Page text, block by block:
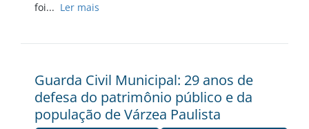
foi... Ler mais
Guarda Civil Municipal: 29 anos de
defesa do patrimônio público e da
população de Várzea Paulista